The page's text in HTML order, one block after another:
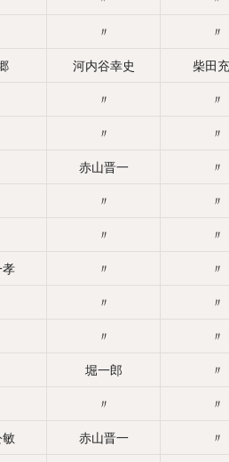
〃 〃
河内谷幸史 柴田
〃 〃
〃 〃
赤山晋一 〃
〃 〃
〃 〃
孝 〃 〃
〃 〃
〃 〃
堀一郎 〃
〃 〃
敏 赤山晋一 〃